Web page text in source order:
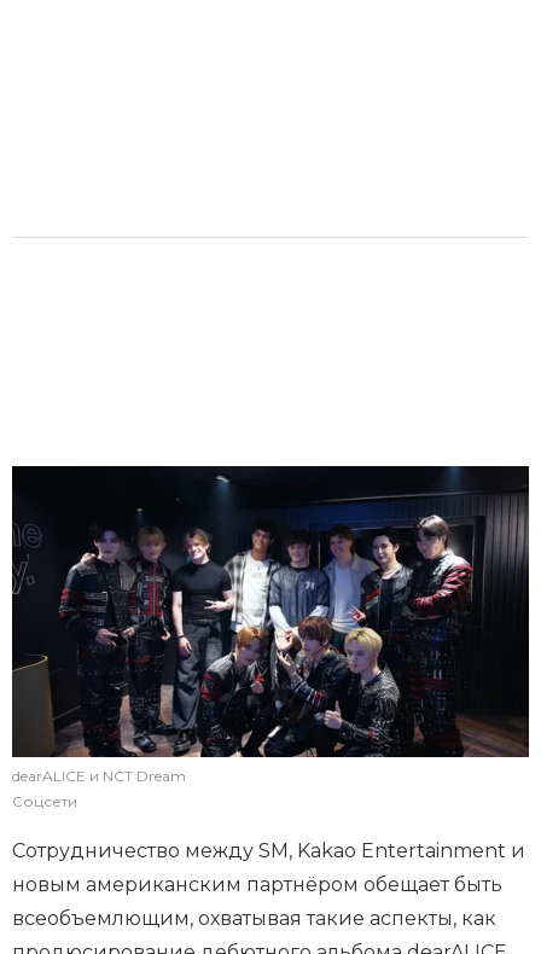
dearALICE и NCT Dream
Соцсети
Сотрудничество между SM, Kakao Entertainment и
новым американским партнёром обещает быть
всеобъемлющим, охватывая такие аспекты, как